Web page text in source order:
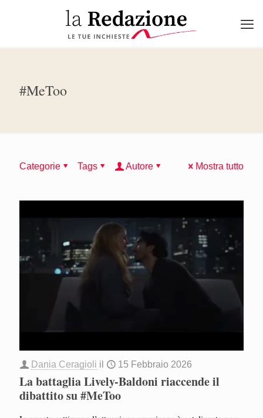
#MeToo
Categorie Tags Autore Mostra tutto
Dania Ceragioli il 15 Febbraio 2026
La battaglia Lively-Baldoni riaccende il
dibattito su #MeToo